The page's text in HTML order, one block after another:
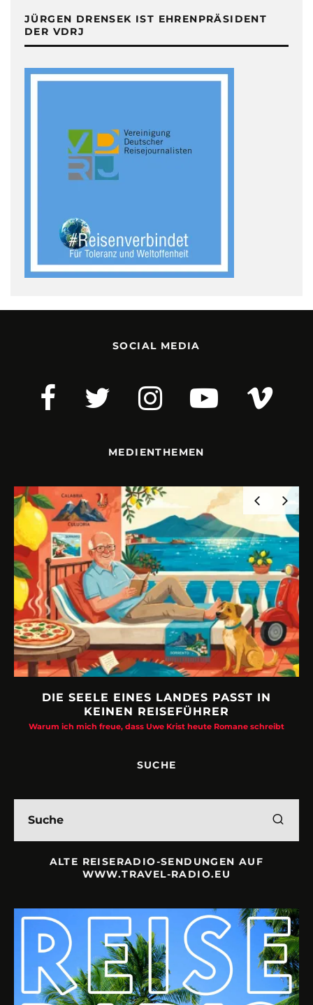
JÜRGEN DRENSEK IST EHRENPRÄSIDENT
DER VDRJ
SOCIAL MEDIA
MEDIENTHEMEN
DIE SEELE EINES LANDES PASST IN
KEINEN REISEFÜHRER
Warum ich mich freue, dass Uwe Krist heute Romane schreibt
SUCHE
ALTE REISERADIO-SENDUNGEN AUF
WWW.TRAVEL-RADIO.EU